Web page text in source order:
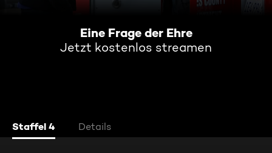
Eine Frage der Ehre
Jetzt kostenlos streamen
Staffel 4 Details